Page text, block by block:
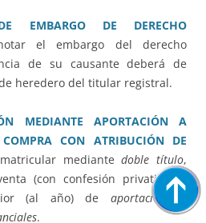
EMBARGO DE DERECHO
el embargo del derecho
de su causante deberá de
heredero del titular registral.
MEDIANTE APORTACIÓN A
CON ATRIBUCIÓN DE
mediantedoble título,
(con confesión privatividad
(al año) de aportación al
.